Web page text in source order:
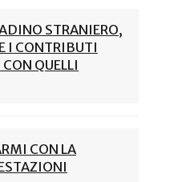
STRANIERO,
I CONTRIBUTI
CON QUELLI
CON LA